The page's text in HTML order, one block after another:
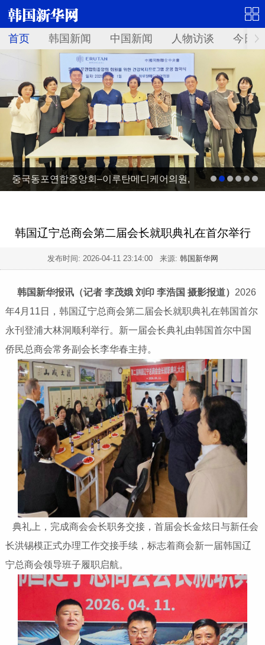
首页 韩国新闻 中国新闻 人物访谈 今日
중국동포연합중앙회–이루탄메디케어의원,
韩国辽宁总商会第二届会长就职典礼在首尔举行
发布时间: 2026-04-11 23:14:00来源: 韩国新华网
韩国新华报讯（记者 李茂娥 刘印 李浩国 摄影报道） 2026
年4月11日，韩国辽宁总商会第二届会长就职典礼在韩国首尔
永刊登浦大林洞顺利举行。新一届会长典礼由韩国首尔中国
侨民总商会常务副会长李华春主持。
典礼上，完成商会会长职务交接，首届会长金炫日与新任会
长洪锡模正式办理工作交接手续，标志着商会新一届韩国辽
宁总商会领导班子履职启航。